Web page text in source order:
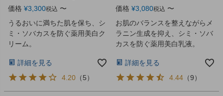
価格 ¥3,300税込 〜
うるおいに満ちた肌を保ち、シ
ミ・ソバカスを防ぐ薬用美白ク
リーム。
詳細を見る
4.20 （5）
価格 ¥3,080税込 〜
お肌のバランスを整えながらメ
ラニン生成を抑え、シミ・ソバ
カスを防ぐ薬用美白乳液。
詳細を見る
4.44 （9）